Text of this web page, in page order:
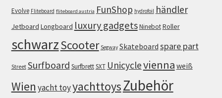
Evolve Fliteboard fliteboard austria FunShop hydrofoil händler
Jetboard Longboard luxury gadgetsNinebotRoller
schwarzScooter Segway Skateboard spare part
Street Surfboard SurfbrettSXT Unicyclevienna weiß
Wien yacht toyyachttoysZubehör